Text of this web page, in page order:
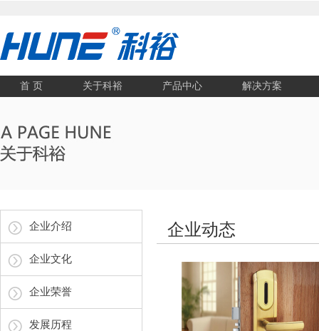
首 页 关于科裕 产品中心 解决方案
企业介绍
企业文化
企业荣誉
发展历程
企业动态